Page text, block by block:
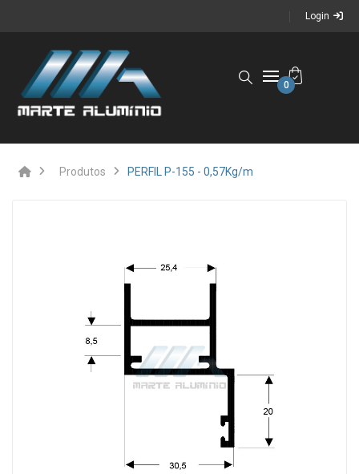
Login
0
Produtos PERFIL P-155 - 0,57Kg/m